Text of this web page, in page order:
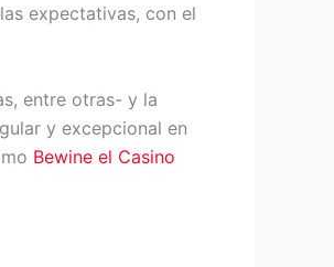
expectativas, con el
entre otras- y la
y excepcional en
Bewine el Casino